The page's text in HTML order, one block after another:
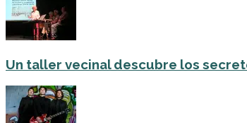
Un taller vecinal descubre los